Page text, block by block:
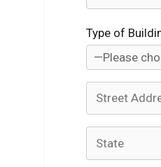
Type of